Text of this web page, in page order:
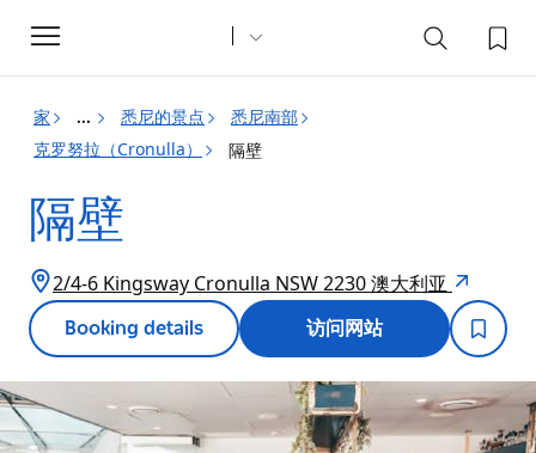
Toggle
navigation
家 ... 悉尼的景点
悉尼南部
克罗努拉（Cronulla）
隔壁
隔壁
2/4-6 Kingsway Cronulla NSW 2230 澳大利亚
Booking details 访问网站